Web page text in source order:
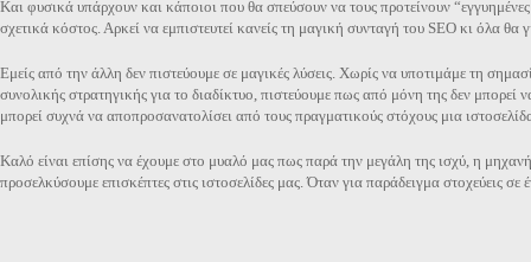
Και φυσικά υπάρχουν και κάποιοι που θα σπεύσουν να τους προτείνουν
σχετικά κόστος. Αρκεί να εμπιστευτεί κανείς τη μαγική συνταγή του SEO κι όλα θα
Εμείς από την άλλη δεν πιστεύουμε σε μαγικές λύσεις. Χωρίς να υποτιμάμε τη
συνολικής στρατηγικής για το διαδίκτυο, πιστεύουμε πως από μόνη της δεν μπορεί
μπορεί συχνά να αποπροσανατολίσει από τους πραγματικούς στόχους μια
Καλό είναι επίσης να έχουμε στο μυαλό μας πως παρά την μεγάλη της ισχύ, η
προσελκύσουμε επισκέπτες στις ιστοσελίδες μας. Όταν για παράδειγμα στοχεύεις